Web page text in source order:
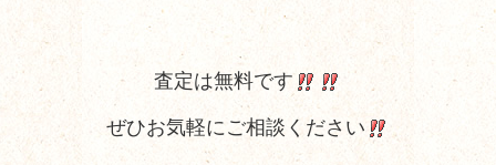
査定は無料です
ぜひお気軽にご相談ください